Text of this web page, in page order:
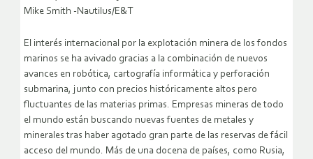
Mike Smith -Nautilus/E&T
El interés internacional por la explotación minera de los fondos
marinos se ha avivado gracias a la combinación de nuevos
avances en robótica, cartografía informática y perforación
submarina, junto con precios históricamente altos pero
fluctuantes de las materias primas. Empresas mineras de todo
el mundo están buscando nuevas fuentes de metales y
minerales tras haber agotado gran parte de las reservas de fácil
acceso del mundo. Más de una docena de países, como Rusia,